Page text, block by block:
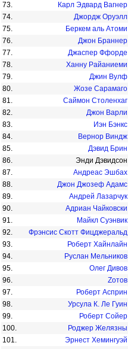
73.
Карл Эдвард Вагнер
74.
Джордж Оруэлл
75.
Беркем аль Атоми
76.
Джон Браннер
77.
Джаспер Ффорде
78.
Ханну Райаниеми
79.
Джин Вулф
80.
Жозе Сарамаго
81.
Саймон Столенхаг
82.
Джон Варли
83.
Иэн Бэнкс
84.
Вернор Виндж
85.
Дэвид Брин
86.
Энди Дэвидсон
87.
Андреас Эшбах
88.
Джон Джозеф Адамс
89.
Андрей Лазарчук
90.
Адриан Чайковски
91.
Майкл Суэнвик
92.
Фрэнсис Скотт Фицджеральд
93.
Роберт Хайнлайн
94.
Руслан Мельников
95.
Олег Дивов
96.
Zотов
97.
Роберт Асприн
98.
Урсула К. Ле Гуин
99.
Роберт Сойер
100.
Роджер Желязны
101.
Эрнест Хемингуэй